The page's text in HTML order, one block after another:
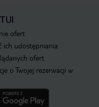
ofert
ich udostępniania
ofert
o Twojej rezerwacji w